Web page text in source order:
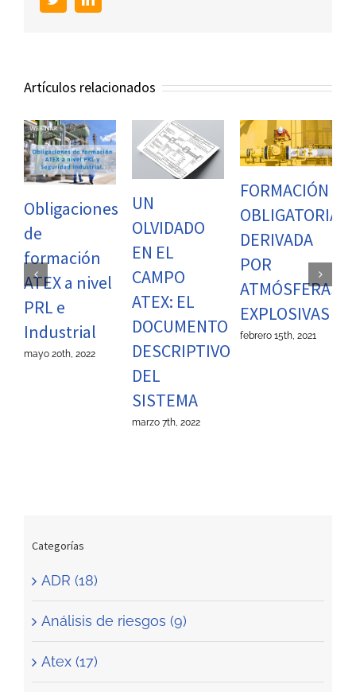
Artículos relacionados
a nivel
e
20th, 2022
UN
OLVIDADO
EN EL
CAMPO
ATEX: EL
DOCUMENTO
DESCRIPTIVO
SISTEMA
marzo 7th, 2022
FORMACIÓN
OBLIGATORIA
DERIVADA
ATMÓSFERAS
EXPLOSIVAS
febrero 15th, 2021
EN
Categorías
ADR (18)
Análisis de riesgos (9)
Atex (17)